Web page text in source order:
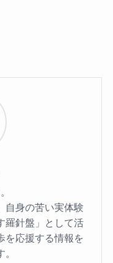
自身の苦い実体験
羅針盤」として活
を応援する情報を